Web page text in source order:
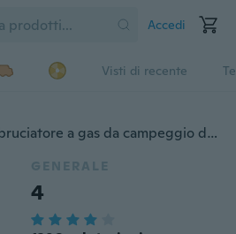
Accedi
Visti di recente
Fornello in acciaio con bruciatore a gas da campeggio da picnic pieghevole da 3500 W
GENERALE
4